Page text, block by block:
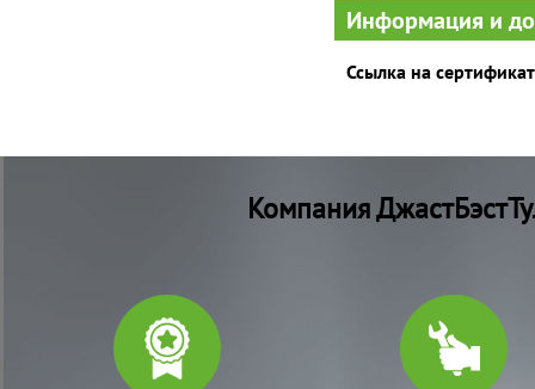
Информация и
Ссылка на сертификат
Компания